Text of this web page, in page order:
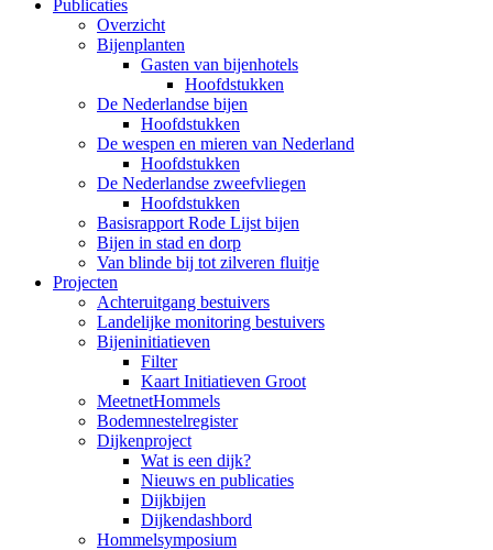
Publicaties
Overzicht
Bijenplanten
Gasten van bijenhotels
Hoofdstukken
De Nederlandse bijen
Hoofdstukken
De wespen en mieren van Nederland
Hoofdstukken
De Nederlandse zweefvliegen
Hoofdstukken
Basisrapport Rode Lijst bijen
Bijen in stad en dorp
Van blinde bij tot zilveren fluitje
Projecten
Achteruitgang bestuivers
Landelijke monitoring bestuivers
Bijeninitiatieven
Filter
Kaart Initiatieven Groot
MeetnetHommels
Bodemnestelregister
Dijkenproject
Wat is een dijk?
Nieuws en publicaties
Dijkbijen
Dijkendashbord
Hommelsymposium